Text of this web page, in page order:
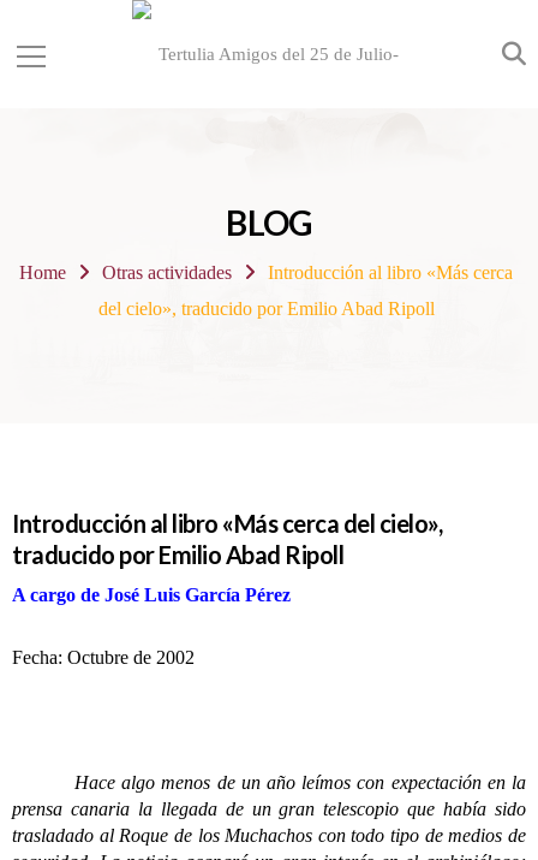
BLOG
Home Otras actividades
Introducción al libro «Más cerca
del cielo», traducido por Emilio Abad Ripoll
Introducción al libro «Más cerca del cielo»,
traducido por Emilio Abad Ripoll
A cargo de José Luis García Pérez
Fecha: Octubre de 2002
Hace algo menos de un año leímos con expectación en la
prensa canaria la llegada de un gran telescopio que había sido
trasladado al Roque de los Muchachos con todo tipo de medios de